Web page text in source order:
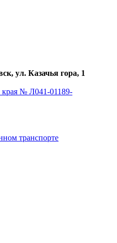
ул. Казачья гора, 1
№ Л041-01189-
транспорте